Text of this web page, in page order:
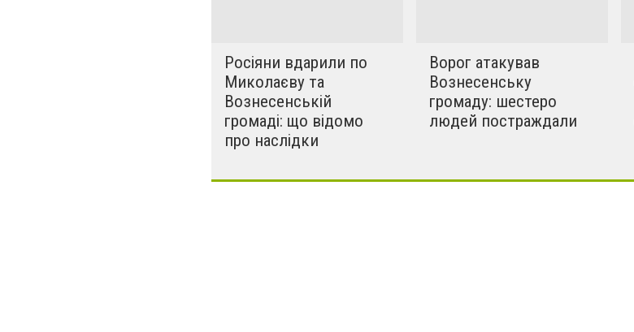
Росіяни вдарили по
Миколаєву та
Вознесенській
громаді: що відомо
про наслідки
Ворог атакував
Вознесенську
громаду: шестеро
людей постраждали